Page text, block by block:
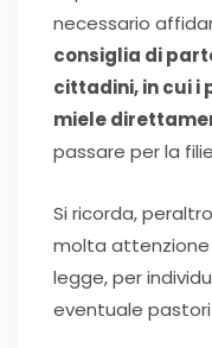
necessario
consiglia di
cittadini, in cui i
miele
passare per la
Si ricorda,
molta
legge, per
eventuale